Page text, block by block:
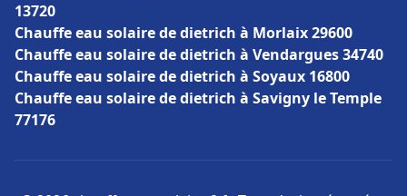
13720
Chauffe eau solaire de dietrich à Morlaix 29600
Chauffe eau solaire de dietrich à Vendargues 34740
Chauffe eau solaire de dietrich à Soyaux 16800
Chauffe eau solaire de dietrich à Savigny le Temple
77176